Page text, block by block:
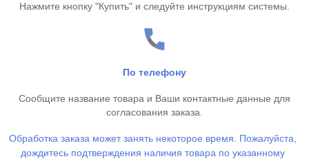
Нажмите кнопку "Купить" и следуйте инструкциям системы.
По телефону
Сообщите название товара и Ваши контактные данные для
согласования заказа.
Обработка заказа может занять некоторое время. Пожалуйста,
дождитесь подтверждения наличия товара по указанному